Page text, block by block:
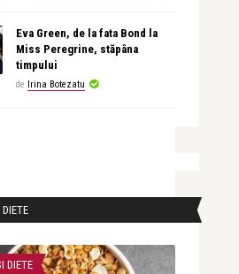
Eva Green, de la fata Bond la
Miss Peregrine, stăpâna
timpului
de Irina Botezatu
DIETE